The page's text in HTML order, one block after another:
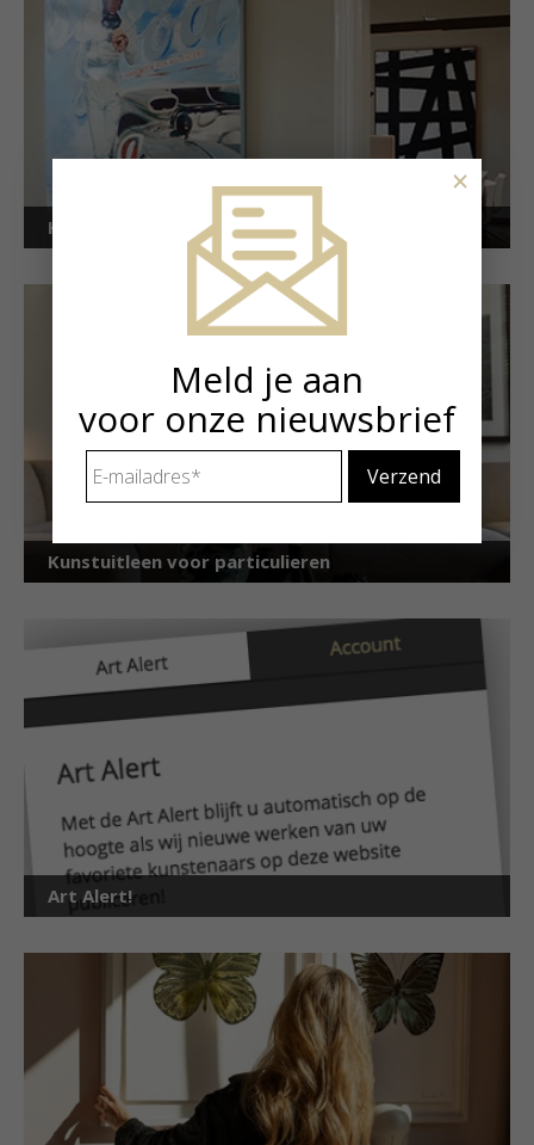
Kunstuitleen voor bedrijven
Kunstuitleen voor particulieren
Art Alert!
Meld je aan
voor onze nieuwsbrief
mailadres *
×